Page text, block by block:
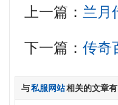
上一篇： 兰月
下一篇：传奇
与私服网站相关的文章有